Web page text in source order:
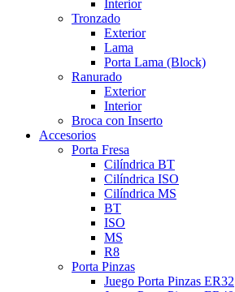
Interior
Tronzado
Exterior
Lama
Porta Lama (Block)
Ranurado
Exterior
Interior
Broca con Inserto
Accesorios
Porta Fresa
Cilíndrica BT
Cilíndrica ISO
Cilíndrica MS
BT
ISO
MS
R8
Porta Pinzas
Juego Porta Pinzas ER32